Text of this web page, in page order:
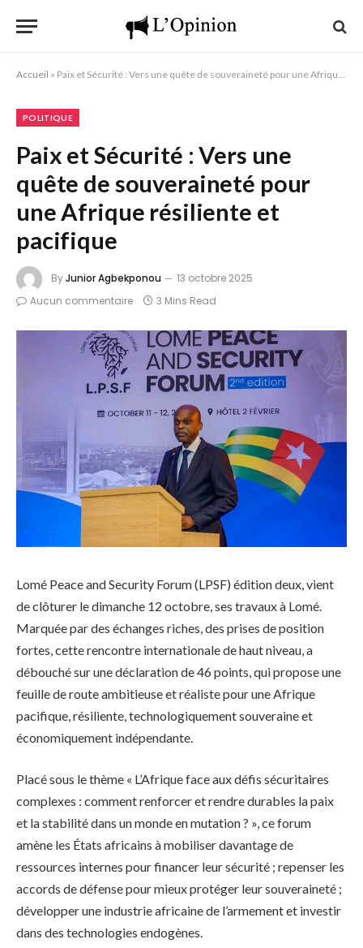
Accueil » Paix et Sécurité : Vers une quête de souveraineté pour une Afrique résiliente et pacifique
POLITIQUE
Paix et Sécurité : Vers une
quête de souveraineté pour
une Afrique résiliente et
pacifique
ByJunior Agbekponou
13 octobre 2025
Aucun commentaire
3 Mins Read
Lomé Peace and Security Forum (LPSF) édition deux, vient
de clôturer le dimanche 12 octobre, ses travaux à Lomé.
Marquée par des échanges riches, des prises de position
fortes, cette rencontre internationale de haut niveau, a
débouché sur une déclaration de 46 points, qui propose une
feuille de route ambitieuse et réaliste pour une Afrique
pacifique, résiliente, technologiquement souveraine et
économiquement indépendante.
Placé sous le thème « L’Afrique face aux défis sécuritaires
complexes : comment renforcer et rendre durables la paix
et la stabilité dans un monde en mutation ? », ce forum
amène les États africains à mobiliser davantage de
ressources internes pour financer leur sécurité ; repenser les
accords de défense pour mieux protéger leur souveraineté ;
développer une industrie africaine de l’armement et investir
dans des technologies endogènes.